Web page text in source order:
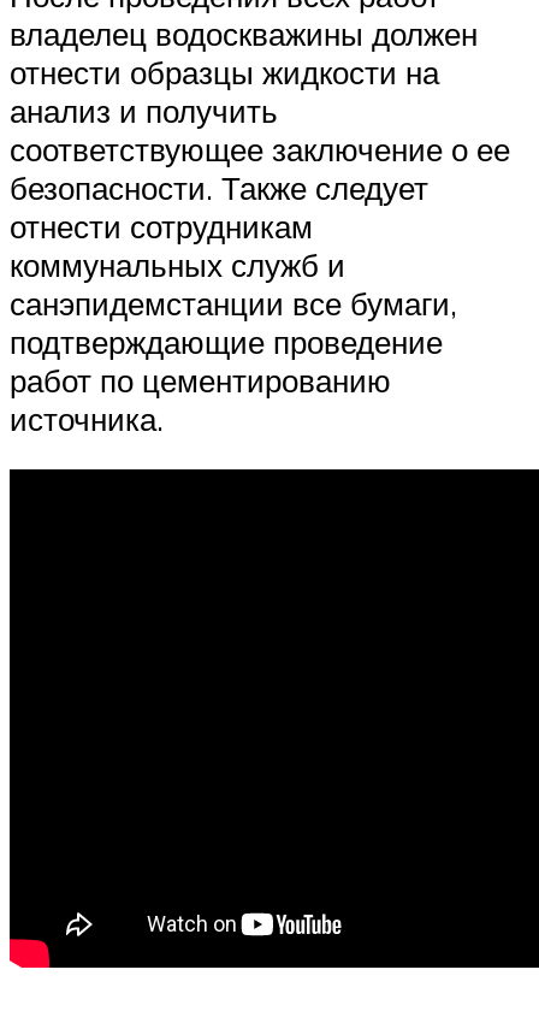
владелец водоскважины должен
отнести образцы жидкости на
анализ и получить
соответствующее заключение о ее
безопасности. Также следует
отнести сотрудникам
коммунальных служб и
санэпидемстанции все бумаги,
подтверждающие проведение
работ по цементированию
источника.